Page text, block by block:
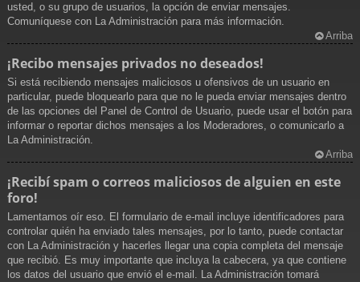
usted, o su grupo de usuarios, la opción de enviar mensajes.
Comuníquese con La Administración para más información.
Arriba
¡Recibo mensajes privados no deseados!
Si está recibiendo mensajes maliciosos u ofensivos de un usuario en
particular, puede bloquearlo para que no le pueda enviar mensajes dentro
de las opciones del Panel de Control de Usuario, puede usar el botón para
informar o reportar dichos mensajes a los Moderadores, o comunicarlo a
La Administración.
Arriba
¡Recibí spam o correos maliciosos de alguien en este
foro!
Lamentamos oír eso. El formulario de e-mail incluye identificadores para
controlar quién ha enviado tales mensajes, por lo tanto, puede contactar
con La Administración y hacerles llegar una copia completa del mensaje
que recibió. Es muy importante que incluya la cabecera, ya que contiene
los datos del usuario que envió el e-mail. La Administración tomará